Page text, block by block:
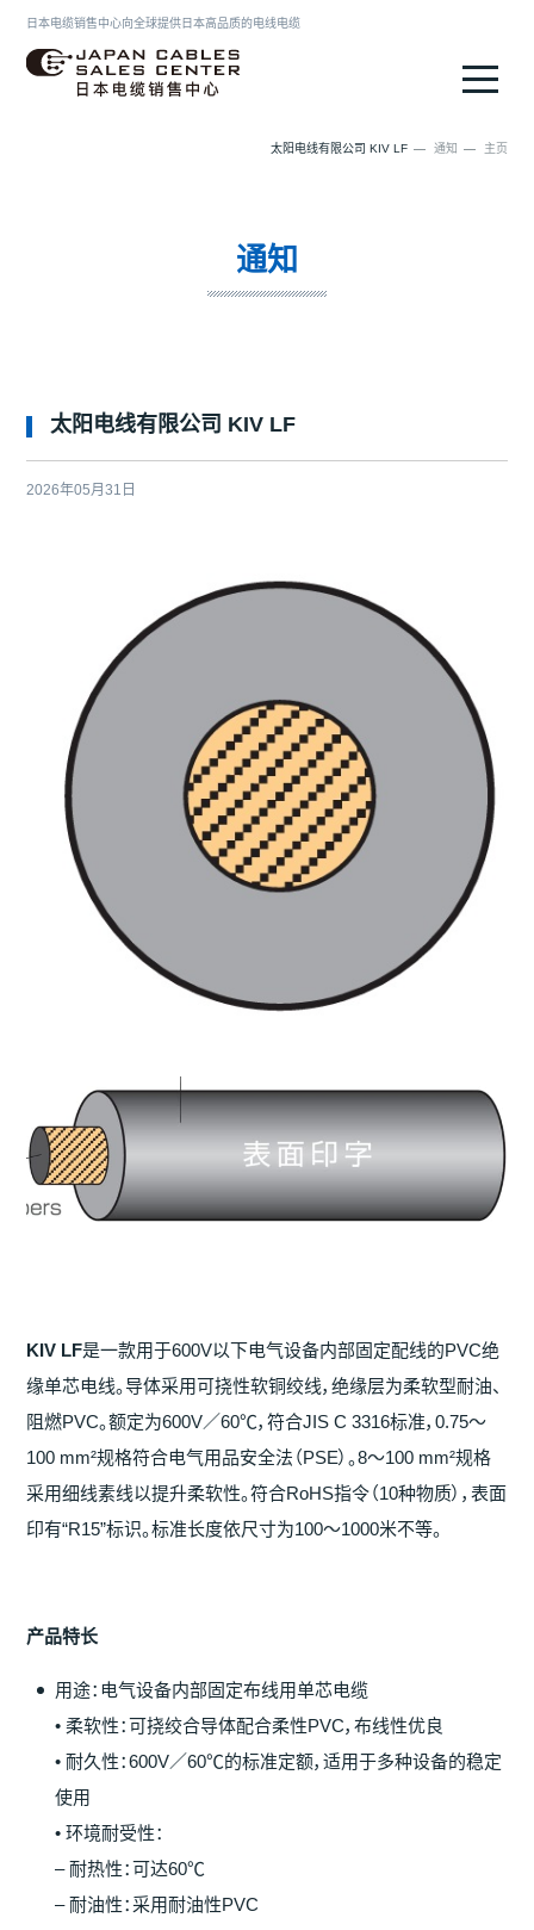
日本电缆销售中心向全球提供日本高品质的电线电缆
主页
通知
太阳电线有限公司 KIV LF
通知
太阳电线有限公司 KIV LF
2026年05月31日
KIV LF是一款用于600V以下电气设备内部固定配线的PVC绝
缘单芯电线。导体采用可挠性软铜绞线，绝缘层为柔软型耐油、
阻燃PVC。额定为600V／60℃，符合JIS C 3316标准，0.75～
100 mm²规格符合电气用品安全法（PSE）。8～100 mm²规格
采用细线素线以提升柔软性。符合RoHS指令（10种物质），表面
印有“R15”标识。标准长度依尺寸为100～1000米不等。
产品特长
用途：电气设备内部固定布线用单芯电缆
• 柔软性：可挠绞合导体配合柔性PVC，布线性优良
• 耐久性：600V／60℃的标准定额，适用于多种设备的稳定
使用
• 环境耐受性：
– 耐热性：可达60℃
– 耐油性：采用耐油性PVC